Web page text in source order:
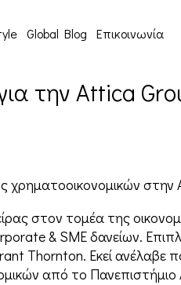
Global Blog Επικοινωνία
την Attica
χρηματοοικονομικών
στον τομέα της
& SME δανείων.
Thornton. Εκεί ανέλαβε
από το Πανεπιστήμιο